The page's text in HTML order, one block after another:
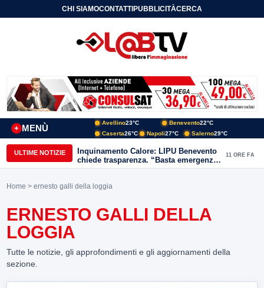
CHI SIAMOCONTATTIPUBBLICITÀCERCA
MENÙ
+
Avellino23°C Benevento22°C
Caserta26°C Napoli27°C Salerno29°C
ULTIME NOTIZIE
Inquinamento Calore: LIPU Benevento
chiede trasparenza. “Basta emergenze:
non possiamo continuare a trattare i
canali di scarico
11 ORE FA
Home > ernesto galli della loggia
ERNESTO GALLI DELLA
LOGGIA
Tutte le notizie, gli approfondimenti e gli aggiornamenti della
sezione.